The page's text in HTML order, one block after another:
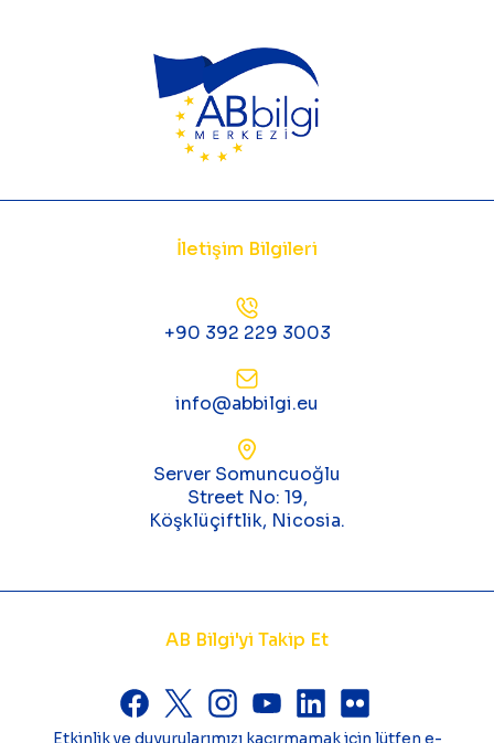
İletişim Bilgileri
+90 392 229 3003
info@abbilgi.eu
Server Somuncuoğlu
Street No: 19,
Köşklüçiftlik, Nicosia.
AB Bilgi'yi Takip Et
Etkinlik ve duyurularımızı kaçırmamak için lütfen e-